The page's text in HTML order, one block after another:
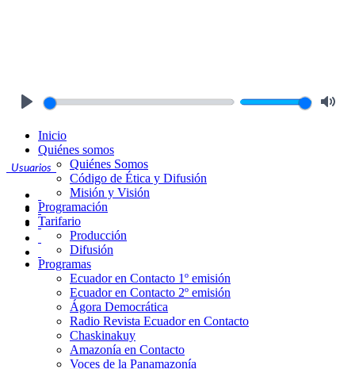
Usuarios
Inicio
Quiénes somos
Quiénes Somos
Código de Ética y Difusión
Misión y Visión
Programación
Tarifario
Producción
Difusión
Programas
Ecuador en Contacto 1º emisión
Ecuador en Contacto 2º emisión
Ágora Democrática
Radio Revista Ecuador en Contacto
Chaskinakuy
Amazonía en Contacto
Voces de la Panamazonía